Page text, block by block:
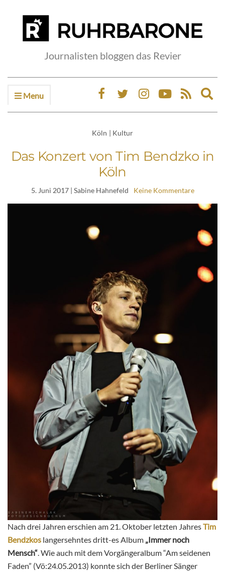
Journalisten bloggen das Revier
Menu
Köln | Kultur
Das Konzert von Tim Bendzko in
Köln
5. Juni 2017| Sabine Hahnefeld Keine Kommentare
Nach drei Jahren erschien am 21. Oktober letzten JahresTim
Bendzkos langersehntes dritt-es Album „Immer noch
Mensch“ . Wie auch mit dem Vorgängeralbum “Am seidenen
Faden” (Vö:24.05.2013) konnte sich der Berliner Sänger